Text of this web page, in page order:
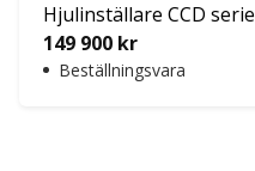
Hjulinställare CCD serie
149 900 kr
Beställningsvara